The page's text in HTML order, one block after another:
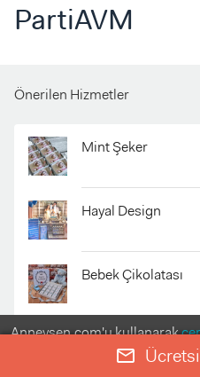
PartiAVM
Önerilen Hizmetler
Mint Şeker
Hayal Design
Bebek Çikolatası
evdekibakicim.com
Anneysen.com'u kullanarak
kabul etmiş
mail_outline